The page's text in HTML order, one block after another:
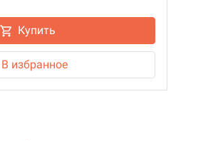
Купить
В избранное